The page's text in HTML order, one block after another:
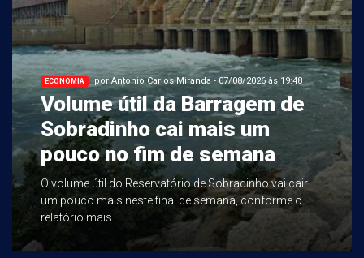
ECONOMIA por Antonio Carlos Miranda - 07/08/2026 às 19:48
Volume útil da Barragem de
Sobradinho cai mais um
pouco no fim de semana
O volume útil do Reservatório de Sobradinho vai cair
um pouco mais neste final de semana, conforme o
relatório mais ...